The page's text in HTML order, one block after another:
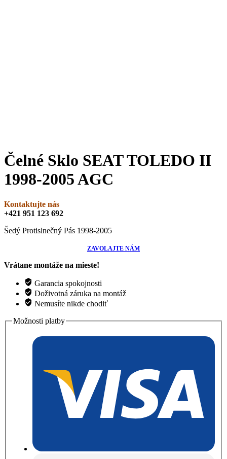
Čelné Sklo SEAT TOLEDO II
1998-2005 AGC
Kontaktujte nás
+421 951 123 692
Šedý Protislnečný Pás 1998-2005
ZAVOLAJTE NÁM
Vrátane montáže na mieste!
Garancia spokojnosti
Doživotná záruka na montáž
Nemusíte nikde chodiť
Možnosti platby